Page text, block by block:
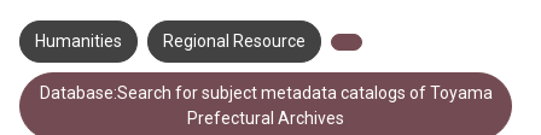
Humanities Regional Resource
Database:Search for subject metadata catalogs of Toyama
Prefectural Archives